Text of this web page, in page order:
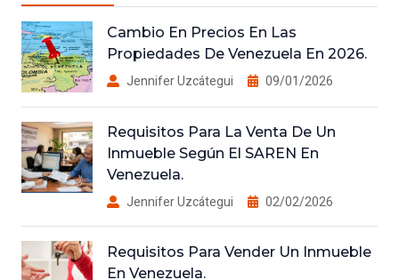
Cambio En Precios En Las
Propiedades De Venezuela En 2026.
Jennifer Uzcátegui 09/01/2026
Requisitos Para La Venta De Un
Inmueble Según El SAREN En
Venezuela.
Jennifer Uzcátegui 02/02/2026
Requisitos Para Vender Un Inmueble
En Venezuela.